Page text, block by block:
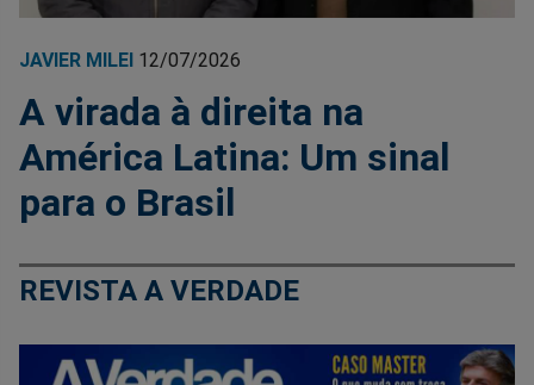
JAVIER MILEI 12/07/2026
A virada à direita na
América Latina: Um sinal
para o Brasil
REVISTA A VERDADE